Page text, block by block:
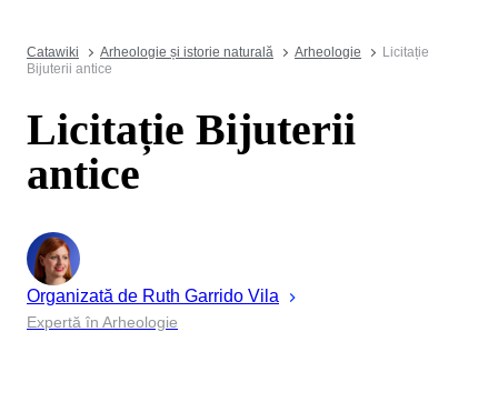
Catawiki Arheologie și istorie naturală Arheologie
Licitație
Bijuterii antice
Licitație Bijuterii
antice
Organizată de Ruth Garrido Vila
Expertă în Arheologie